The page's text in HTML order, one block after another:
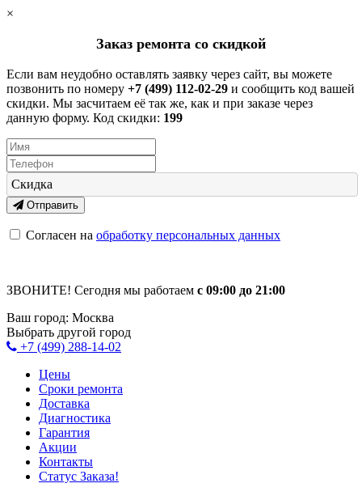
×
Заказ ремонта со скидкой
Если вам неудобно оставлять заявку через сайт, вы можете
позвонить по номеру +7 (499) 112-02-29 и сообщить код вашей
скидки. Мы засчитаем её так же, как и при заказе через
данную форму. Код скидки: 199
Скидка
Отправить
Согласен на обработку персональных данных
ЗВОНИТЕ! Сегодня мы работаем с 09:00 до 21:00
Ваш город: Москва
Выбрать другой город
+7 (499) 288-14-02
Цены
Сроки ремонта
Доставка
Диагностика
Гарантия
Акции
Контакты
Статус Заказа!